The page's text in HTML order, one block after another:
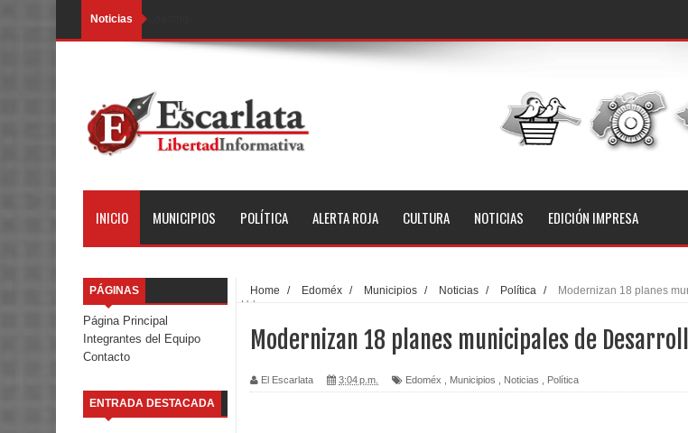
Noticias
INICIO MUNICIPIOS POLÍTICA ALERTA ROJA CULTURA NOTICIAS EDICIÓN IMPRESA
PÁGINAS
Página Principal
Integrantes del Equipo
Contacto
ENTRADA DESTACADA
Home / Edoméx / Municipios / Noticias / Política /
Modernizan 18 planes
Urbano
Modernizan 18 planes municipales de
El Escarlata 3:04 p.m. Edoméx Municipios Noticias Política